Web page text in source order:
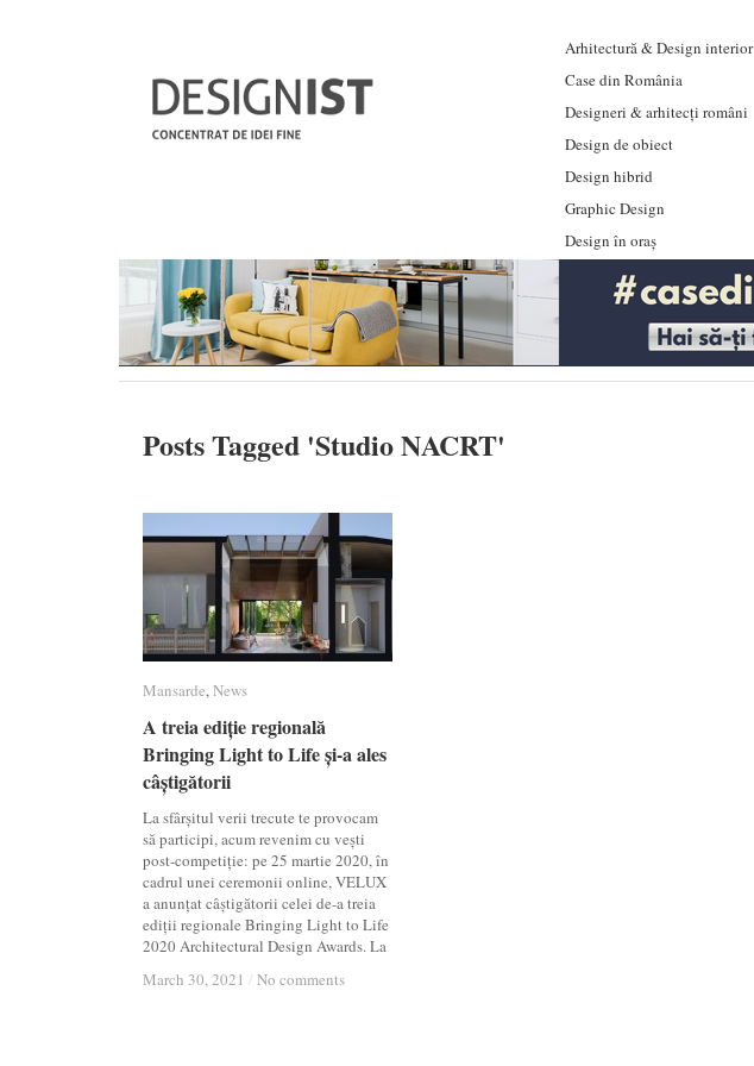
Arhitectură & Design interior
Case din România
Designeri & arhitecți români
Design de obiect
Design hibrid
Graphic Design
Design în oraș
Posts Tagged 'Studio NACRT'
Mansarde,News
A treia ediție regională
Bringing Light to Life și-a ales
câștigătorii
La sfârșitul verii trecute te provocam
să participi, acum revenim cu vești
post-competiție: pe 25 martie 2020, în
cadrul unei ceremonii online, VELUX
a anunțat câștigătorii celei de-a treia
ediții regionale Bringing Light to Life
2020 Architectural Design Awards. La
March 30, 2021 / No comments
Mansarde News
A treia ediție regională
Bringing Light to Life și-a ales
câștigătorii
March 30, 2021 / No comments